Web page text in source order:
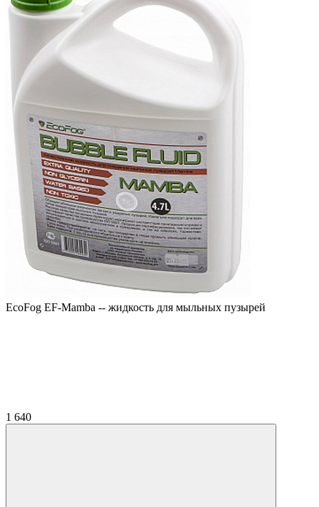
EcoFog EF-Mamba -- жидкость для мыльных пузырей
1 640